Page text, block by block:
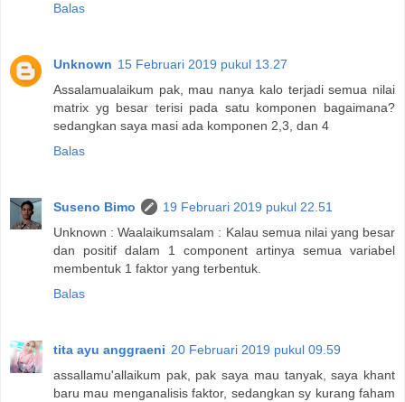
Balas
Unknown 15 Februari 2019 pukul 13.27
Assalamualaikum pak, mau nanya kalo terjadi semua nilai
matrix yg besar terisi pada satu komponen bagaimana?
sedangkan saya masi ada komponen 2,3, dan 4
Balas
Suseno Bimo
19 Februari 2019 pukul 22.51
Unknown : Waalaikumsalam : Kalau semua nilai yang besar
dan positif dalam 1 component artinya semua variabel
membentuk 1 faktor yang terbentuk.
Balas
tita ayu anggraeni 20 Februari 2019 pukul 09.59
assallamu'allaikum pak, pak saya mau tanyak, saya khant
baru mau menganalisis faktor, sedangkan sy kurang faham